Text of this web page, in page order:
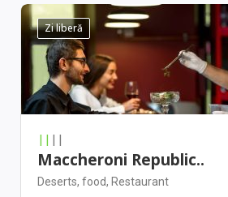
Zi liberă
|| ||
Maccheroni Republic..
Deserts, food, Restaurant